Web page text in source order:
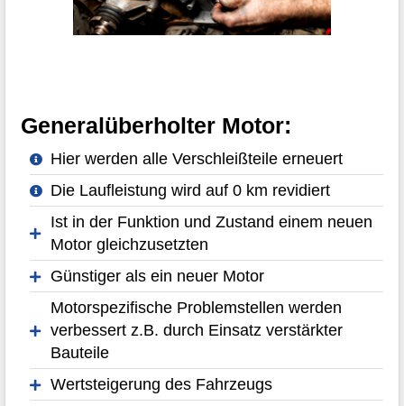
Generalüberholter Motor:
Hier werden alle Verschleißteile erneuert
Die Laufleistung wird auf 0 km revidiert
Ist in der Funktion und Zustand einem neuen
Motor gleichzusetzten
Günstiger als ein neuer Motor
Motorspezifische Problemstellen werden
verbessert z.B. durch Einsatz verstärkter
Bauteile
Wertsteigerung des Fahrzeugs